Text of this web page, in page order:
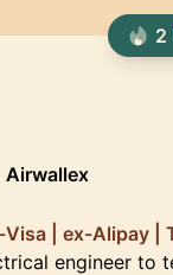
Airwallex
Visa | ex-Alipay |
engineer to
2